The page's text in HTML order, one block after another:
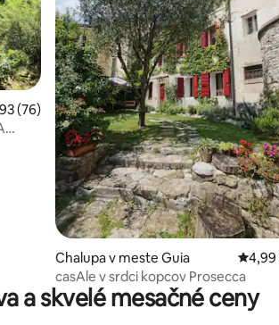
420
ohodnotenie 4,93 z 5, počet
(76)
Chalupa v meste Guia
4,99
casAle v srdci kopcov Prosecca
a skvelé mesačné ceny